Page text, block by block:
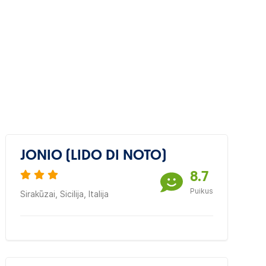
JONIO (LIDO DI NOTO)
Sirakūzai, Sicilija, Italija
8.7
Puikus